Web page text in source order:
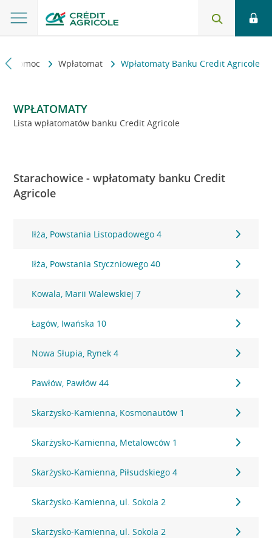
i pomoc Wpłatomat Wpłatomaty Banku Credit Agricole
WPŁATOMATY
Lista wpłatomatów banku Credit Agricole
Starachowice - wpłatomaty banku Credit
Agricole
Iłża, Powstania Listopadowego 4
Iłża, Powstania Styczniowego 40
Kowala, Marii Walewskiej 7
Łagów, Iwańska 10
Nowa Słupia, Rynek 4
Pawłów, Pawłów 44
Skarżysko-Kamienna, Kosmonautów 1
Skarżysko-Kamienna, Metalowców 1
Skarżysko-Kamienna, Piłsudskiego 4
Skarżysko-Kamienna, ul. Sokola 2
Skarżysko-Kamienna, ul. Sokola 2